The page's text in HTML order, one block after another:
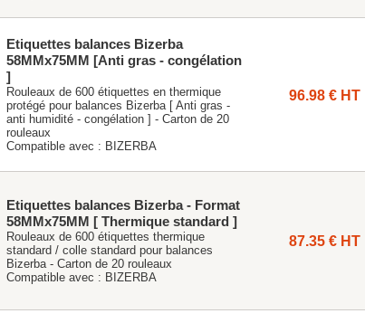
Etiquettes balances Bizerba
58MMx75MM [Anti gras - congélation
]
Rouleaux de 600 étiquettes en thermique
protégé pour balances Bizerba [ Anti gras -
anti humidité - congélation ] - Carton de 20
rouleaux
Compatible avec : BIZERBA
96.98 € HT
Etiquettes balances Bizerba - Format
58MMx75MM [ Thermique standard ]
Rouleaux de 600 étiquettes thermique
standard / colle standard pour balances
Bizerba - Carton de 20 rouleaux
Compatible avec : BIZERBA
87.35 € HT